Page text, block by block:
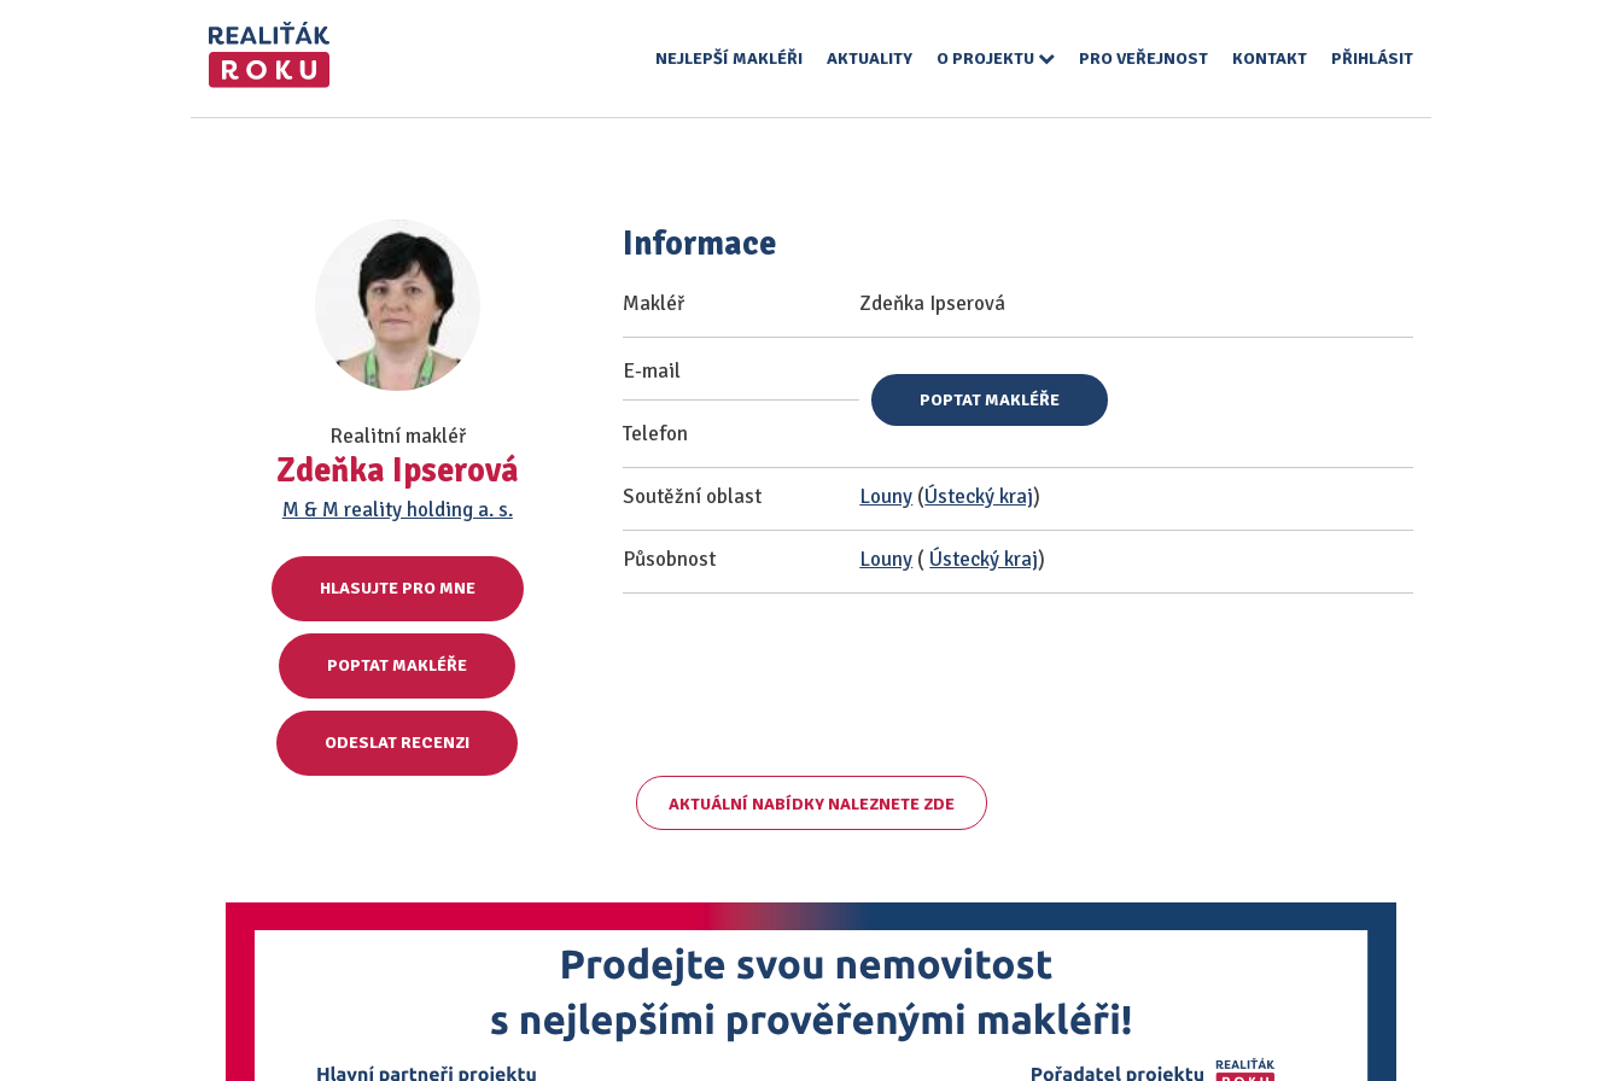
NEJLEPŠÍ MAKLÉŘI AKTUALITY O PROJEKTU PRO VEŘEJNOST KONTAKT PŘIHLÁSIT
Realitní makléř
Zdeňka Ipserová
M & M reality holding a. s.
HLASUJTE PRO MNE
POPTAT MAKLÉŘE
ODESLAT RECENZI
Informace
Makléř Zdeňka Ipserová
E-mail
Telefon
POPTAT MAKLÉŘE
Soutěžní oblast Louny (Ústecký kraj)
Působnost Louny ( Ústecký kraj)
AKTUÁLNÍ NABÍDKY NALEZNETE ZDE